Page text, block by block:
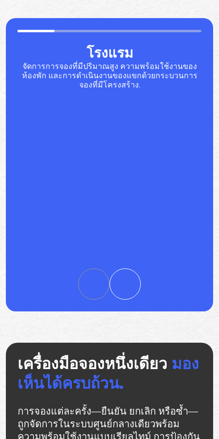
โรงแรม
จัดการการจองที่มีปริมาณสูง ความพร้อมใช้งานของ
ห้องพัก และการดำเนินงานของแขกด้วยกระบวนการ
จองที่มีโครงสร้าง.
เครื่องมือจองหนึ่งเดียว มอง
เห็นได้ครบถ้วน.
การจองแต่ละครั้ง—ยืนยัน ยกเลิก หรือซ้ำ—
ถูกจัดการในระบบศูนย์กลางเดียวพร้อม